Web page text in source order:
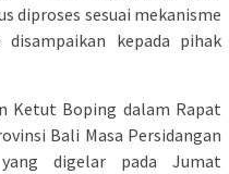
diproses sesuai mekanisme
kepada pihak
Ketut Boping dalam Rapat
Bali Masa Persidangan
digelar pada Jumat